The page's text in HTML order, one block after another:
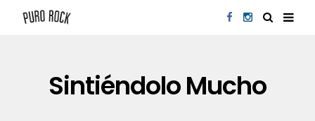
Sintiéndolo Mucho